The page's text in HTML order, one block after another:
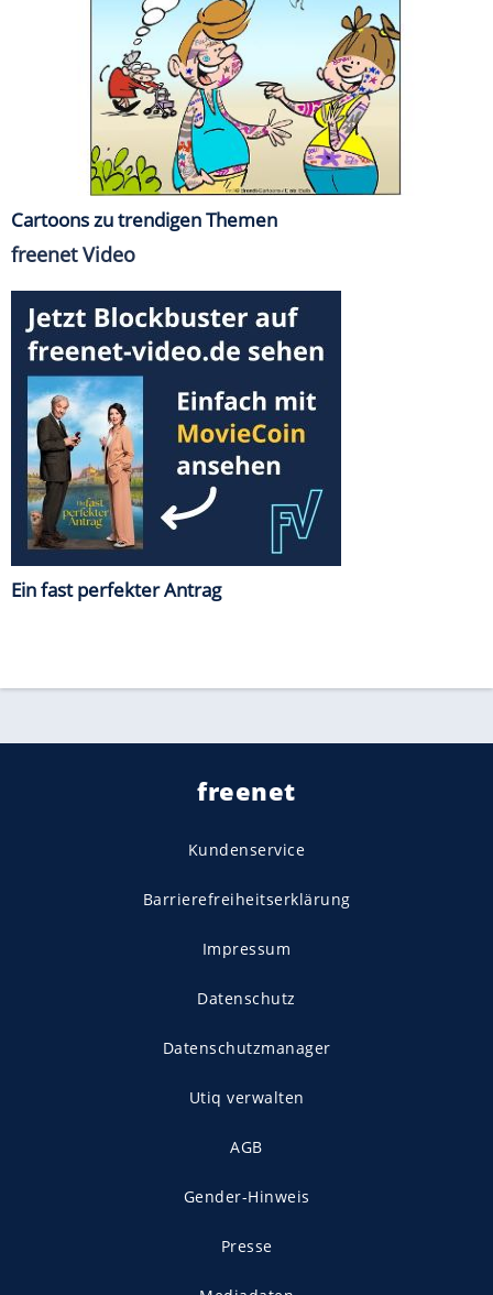
Cartoons zu trendigen Themen
freenet Video
Ein fast perfekter Antrag
freenet
Kundenservice
Barrierefreiheitserklärung
Impressum
Datenschutz
Datenschutzmanager
Utiq verwalten
AGB
Gender-Hinweis
Presse